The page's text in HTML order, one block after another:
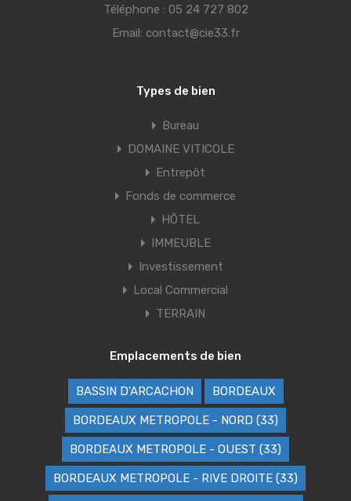
Téléphone : 05 24 727 802
Email: contact@cie33.fr
Types de bien
Bureau
DOMAINE VITICOLE
Entrepôt
Fonds de commerce
HÔTEL
IMMEUBLE
Investissement
Local Commercial
TERRAIN
Emplacements de bien
BASSIN D'ARCACHON BORDEAUX
BORDEAUX METROPOLE - NORD (33)
BORDEAUX METROPOLE - OUEST (33)
BORDEAUX METROPOLE - RIVE DROITE (33)